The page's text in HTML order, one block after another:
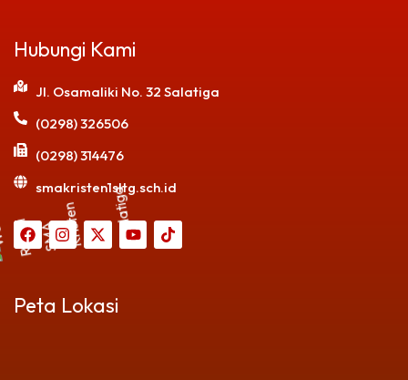
Hubungi Kami
Jl. Osamaliki No. 32 Salatiga
(0298) 326506
(0298) 314476
smakristen1sltg.sch.id
Peta Lokasi